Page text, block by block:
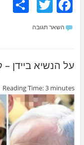
F
a
c
b
o
o
k
T
w
itt
S
השאר תגובה
על הנשיא ביידן –
Reading Time:3 minutes